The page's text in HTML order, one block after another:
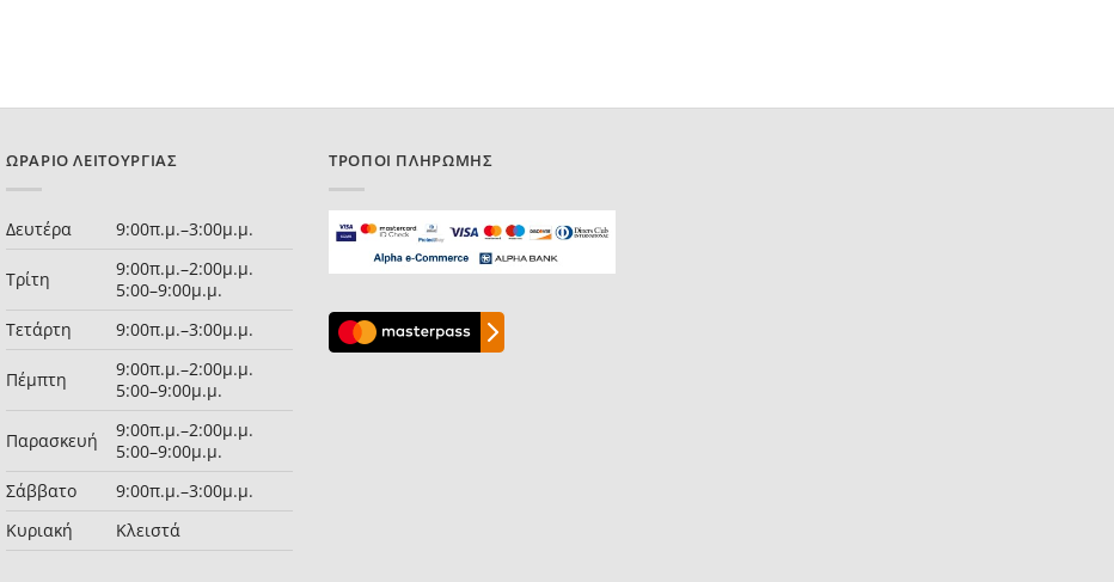
ΩΡΆΡΙΟ ΛΕΙΤΟΥΡΓΊΑΣ
Δευτέρα 9:00π.μ.–3:00μ.μ.
Τρίτη
9:00π.μ.–2:00μ.μ.
5:00–9:00μ.μ.
Τετάρτη
9:00π.μ.–3:00μ.μ.
Πέμπτη
9:00π.μ.–2:00μ.μ.
5:00–9:00μ.μ.
Παρασκευή
9:00π.μ.–2:00μ.μ.
5:00–9:00μ.μ.
Σάββατο
9:00π.μ.–3:00μ.μ.
Κυριακή
Κλειστά
ΤΡΌΠΟΙ ΠΛΗΡΩΜΉΣ